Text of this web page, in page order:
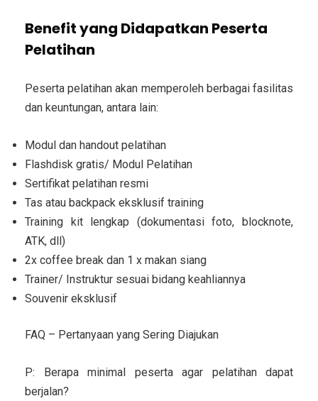
Benefit yang Didapatkan Peserta
Pelatihan
Peserta pelatihan akan memperoleh berbagai fasilitas
dan keuntungan, antara lain:
Modul dan handout pelatihan
Flashdisk gratis/ Modul Pelatihan
Sertifikat pelatihan resmi
Tas atau backpack eksklusif training
Training kit lengkap (dokumentasi foto, blocknote,
ATK, dll)
2x coffee break dan 1 x makan siang
Trainer/ Instruktur sesuai bidang keahliannya
Souvenir eksklusif
FAQ – Pertanyaan yang Sering Diajukan
P: Berapa minimal peserta agar pelatihan dapat
berjalan?